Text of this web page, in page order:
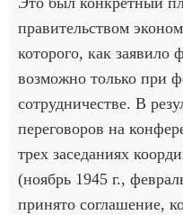
правительством
которого, как заявило
возможно только при
сотрудничестве. В
переговоров на
трех заседаниях
(ноябрь 1945 г.,
принято соглашение,